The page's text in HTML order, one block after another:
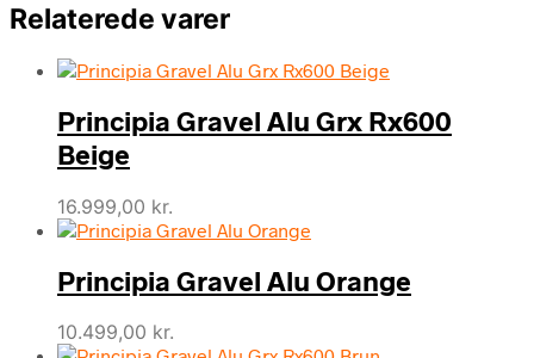
Relaterede varer
Principia Gravel Alu Grx Rx600
Beige
16.999,00 kr.
Principia Gravel Alu Orange
10.499,00 kr.